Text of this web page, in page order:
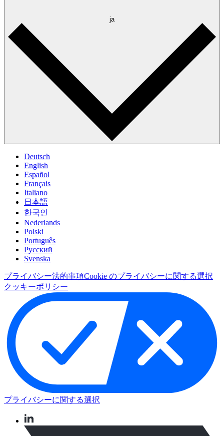
ja
Deutsch
English
Español
Français
Italiano
日本語
한국인
Nederlands
Polski
Português
Pусский
Svenska
プライバシー法的事項Cookie のプライバシーに関する選択
クッキーポリシー
プライバシーに関する選択